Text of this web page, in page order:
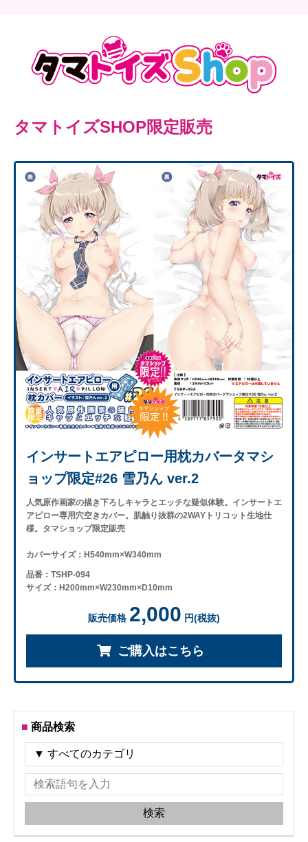
タマトイズSHOP限定販売
インサートエアピロー用枕カバータマシ
ョップ限定#26 雪乃ん ver.2
人気原作画家の描き下ろしキャラとエッチな疑似体験。インサートエ
アピロー専用穴空きカバー。肌触り抜群の2WAYトリコット生地仕
様。タマショップ限定販売
カバーサイズ：H540mm×W340mm
品番：TSHP-094
サイズ：H200mm×W230mm×D10mm
販売価格 2,000 円(税抜)
ご購入はこちら
商品検索